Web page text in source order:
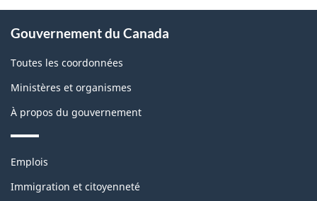
propos
de
ce
Gouvernement du Canada
Toutes les coordonnées
Ministères et organismes
À propos du gouvernement
Thèmes
sujets
Emplois
Immigration et citoyenneté